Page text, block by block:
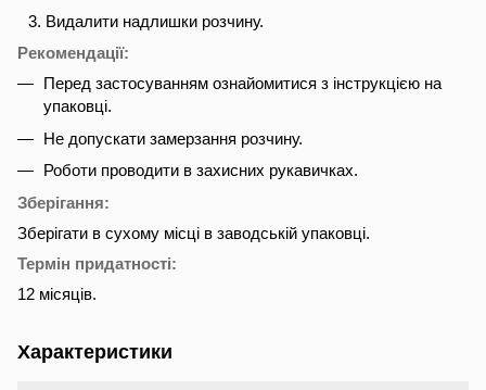
Видалити надлишки розчину.
Рекомендації:
Перед застосуванням ознайомитися з інструкцією на
упаковці.
Не допускати замерзання розчину.
Роботи проводити в захисних рукавичках.
Зберігання:
Зберігати в сухому місці в заводській упаковці.
Термін придатності:
12 місяців.
Характеристики